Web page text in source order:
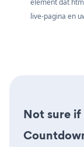
live-pagina en
Not sure